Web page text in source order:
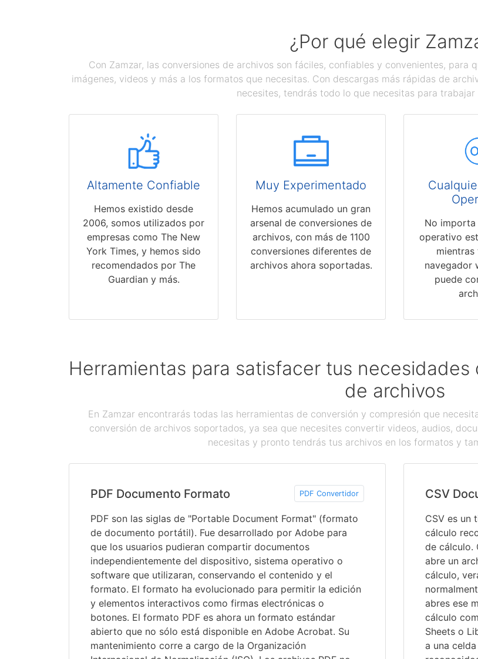
¿Por qué elegir
Con Zamzar, las conversiones de archivos son fáciles, confiables y convenientes,
imágenes, videos y más a los formatos que necesitas. Con descargas más rápidas de
necesites, tendrás todo lo que necesitas para
Altamente Confiable
Hemos existido desde
2006, somos utilizados por
empresas como The New
York Times, y hemos sido
recomendados por The
Guardian y más.
Muy Experimentado
Hemos acumulado un gran
arsenal de conversiones de
archivos, con más de 1100
conversiones diferentes de
archivos ahora soportadas.
No importa
operativo
mientras
navegador
puede
Herramientas para satisfacer tus
de archivos
En Zamzar encontrarás todas las herramientas de conversión y compresión que
conversión de archivos soportados, ya sea que necesites convertir videos, audios,
necesitas y pronto tendrás tus archivos en los formatos y
PDF Documento Formato PDF Convertidor
PDF son las siglas de "Portable Document Format" (formato
de documento portátil). Fue desarrollado por Adobe para
que los usuarios pudieran compartir documentos
independientemente del dispositivo, sistema operativo o
software que utilizaran, conservando el contenido y el
formato. El formato ha evolucionado para permitir la edición
y elementos interactivos como firmas electrónicas o
botones. El formato PDF es ahora un formato estándar
abierto que no sólo está disponible en Adobe Acrobat. Su
mantenimiento corre a cargo de la Organización
CSV
CSV es un
cálculo
de cálculo.
abre un
cálculo,
abres ese
cálculo
Sheets o
a una